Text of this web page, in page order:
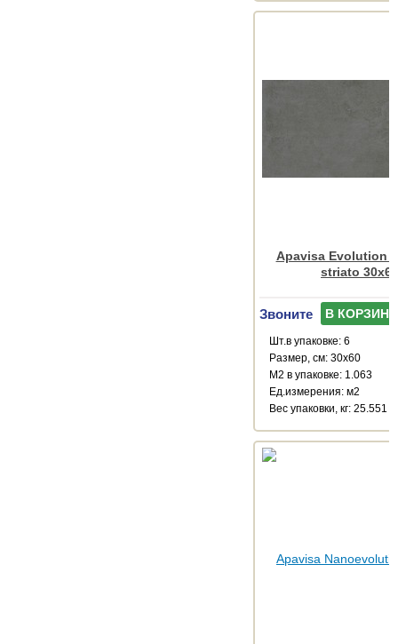
Apavisa Evolution
striato 30x60
Звоните В КОРЗИНУ
Шт.в упаковке: 6
Размер, см: 30x60
М2 в упаковке: 1.063
Ед.измерения: м2
Веc упаковки, кг: 25.551